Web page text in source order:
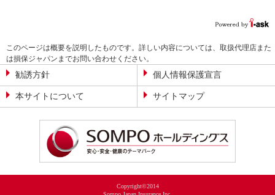
このページは概要を説明したものです。詳しい内容については、取扱代理店また
は損保ジャパンまでお問い合わせください。
勧誘方針 個人情報保護宣言
本サイトについて サイトマップ
Copyright©2014